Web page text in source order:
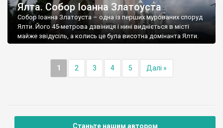
Ялта. Собор Іоанна Златоуста
Собор Іоанна Златоуста – одна із перших мурованих споруд
Ялти. Його 45-метрова дзвіниця і нині видніється в місті
майже звідусіль, а колись це була висотна домінанта Ялти.
1 2 3 4 5 Далі »
Станьте нашим автором